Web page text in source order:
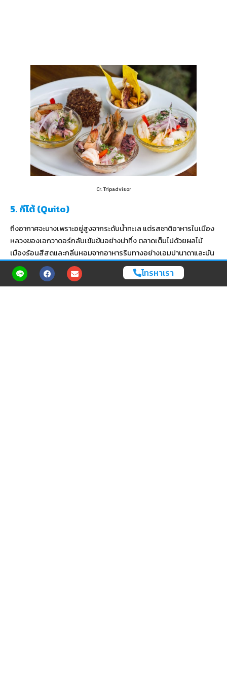
Cr. Tripadvisor
5. กีโต้ (Quito)
ถึงอากาศจะบางเพราะอยู่สูงจากระดับน้ำทะเล แต่รสชาติอาหารในเมือง
หลวงของเอกวาดอร์กลับเข้มข้นอย่างน่าทึ่ง ตลาดเต็มไปด้วยผลไม้
เมืองร้อนสีสดและกลิ่นหอมจากอาหารริมทางอย่างเอมปานาดาและมัน
ฝรั่งย่าง เชฟรุ่นใหม่ของประเทศนี้กำลังสร้างนิยามใหม่ให้กับอาหาร
เอกวาดอร์ ด้วยการยกระดับวัตถุดิบพื้นบ้านให้กลายเป็นจานสวยที่น่า
ประทับใจ
โทรหาเรา